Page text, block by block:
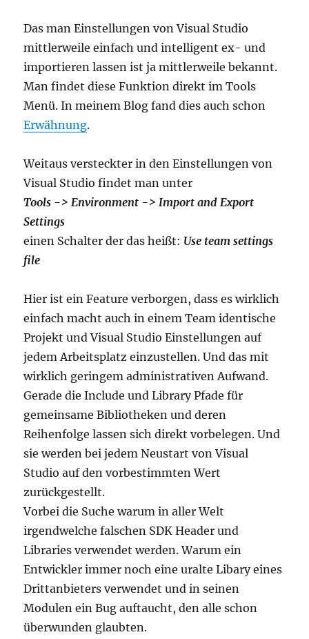
Das man Einstellungen von Visual Studio
mittlerweile einfach und intelligent ex- und
importieren lassen ist ja mittlerweile bekannt.
Man findet diese Funktion direkt im Tools
Menü. In meinem Blog fand dies auch schon
Erwähnung.
Weitaus versteckter in den Einstellungen von
Visual Studio findet man unter
Tools -> Environment -> Import and Export
Settings
einen Schalter der das heißt: Use team settings
file
Hier ist ein Feature verborgen, dass es wirklich
einfach macht auch in einem Team identische
Projekt und Visual Studio Einstellungen auf
jedem Arbeitsplatz einzustellen. Und das mit
wirklich geringem administrativen Aufwand.
Gerade die Include und Library Pfade für
gemeinsame Bibliotheken und deren
Reihenfolge lassen sich direkt vorbelegen. Und
sie werden bei jedem Neustart von Visual
Studio auf den vorbestimmten Wert
zurückgestellt.
Vorbei die Suche warum in aller Welt
irgendwelche falschen SDK Header und
Libraries verwendet werden. Warum ein
Entwickler immer noch eine uralte Libary eines
Drittanbieters verwendet und in seinen
Modulen ein Bug auftaucht, den alle schon
überwunden glaubten.